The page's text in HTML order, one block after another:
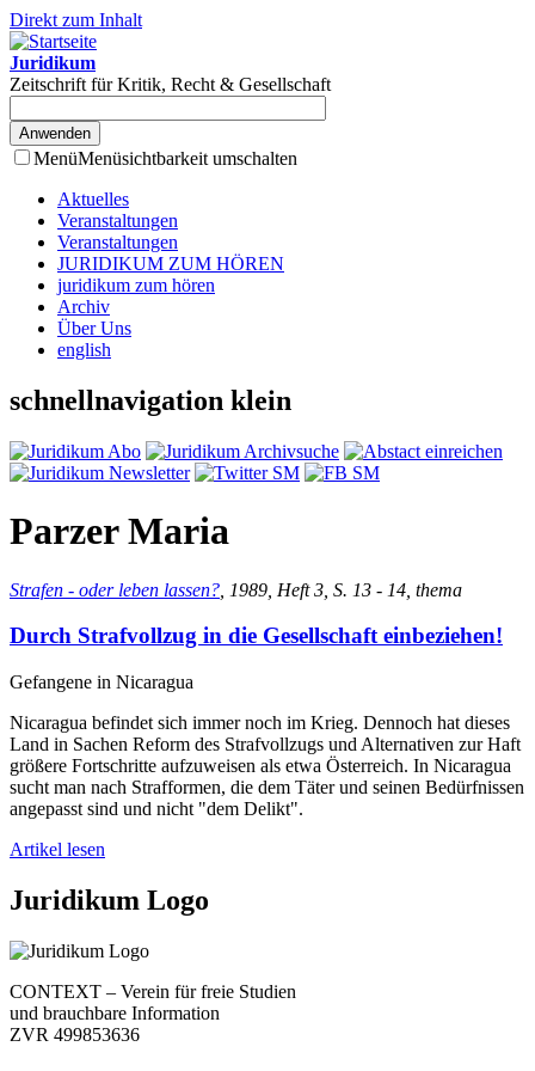
Direkt zum Inhalt
Juridikum
Zeitschrift für Kritik, Recht & Gesellschaft
MenüMenüsichtbarkeit umschalten
Aktuelles
Veranstaltungen
Veranstaltungen
JURIDIKUM ZUM HÖREN
juridikum zum hören
Archiv
Über Uns
english
schnellnavigation klein
Parzer Maria
Strafen - oder leben lassen? , 1989, Heft 3, S. 13 - 14, thema
Durch Strafvollzug in die Gesellschaft einbeziehen!
Gefangene in Nicaragua
Nicaragua befindet sich immer noch im Krieg. Dennoch hat dieses
Land in Sachen Reform des Strafvollzugs und Alternativen zur Haft
größere Fortschritte aufzuweisen als etwa Österreich. In Nicaragua
sucht man nach Strafformen, die dem Täter und seinen Bedürfnissen
angepasst sind und nicht "dem Delikt".
Artikel lesen
Juridikum Logo
CONTEXT – Verein für freie Studien
und brauchbare Information
ZVR 499853636